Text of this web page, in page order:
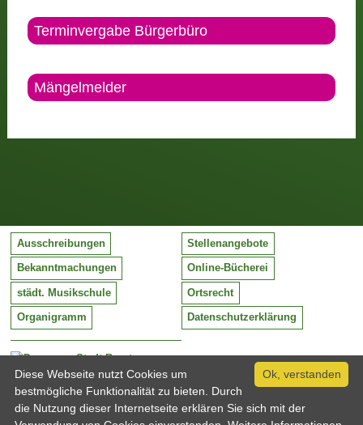
Terminvergabe Bürgerbüro
Mängelmelder
Stadt Barntrup
Mittelstraße 38
32683 Barntrup
Tel:
05263 / 409-0
Ausschreibungen Stellenangebote
Bekanntmachungen Online-Bücherei
städt. Musikschule Ortsrecht
Organigramm Datenschutzerklärung
Ok, verstanden
Diese Webseite nutzt Cookies um
bestmögliche Funktionalität zu bieten. Durch
die Nutzung dieser Internetseite erklären Sie sich mit der